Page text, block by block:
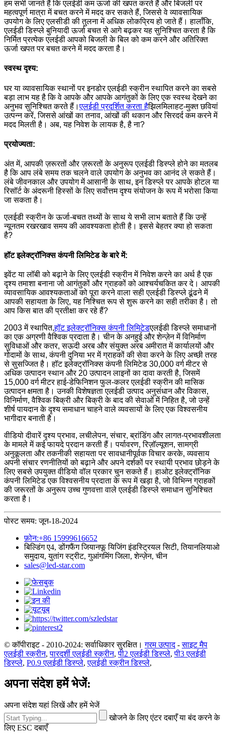
हम सभी जानते हैं कि एलईडी कम ऊर्जा की खपत करते हैं और बिजली पर
महत्वपूर्ण मात्रा में बचत करने में मदद कर सकते हैं, जिससे वे व्यावसायिक
उपयोग के लिए एलसीडी की तुलना में अधिक लोकप्रिय हो जाते हैं। हालाँकि,
एलईडी डिस्प्ले बुनियादी ऊर्जा बचत से आगे बढ़कर यह सुनिश्चित करता है कि
निर्मित प्रत्येक एलईडी आपको बिजली के बिल को कम करने और अतिरिक्त
ऊर्जा खपत पर बचत करने में मदद करता है।
स्वस्थ दृश्य:
घर या व्यावसायिक स्थानों पर इनडोर एलईडी स्क्रीन स्थापित करने का सबसे
बड़ा लाभ यह है कि वे आपके और आपके आगंतुकों के लिए एक स्वस्थ देखने का
अनुभव सुनिश्चित करते हैं।एलईडी प्रदर्शित करता हैझिलमिलाहट-मुक्त छवियां
उत्पन्न करें, जिससे आंखों का तनाव, आंखों की थकान और सिरदर्द कम करने में
मदद मिलती है। अब, यह निवेश के लायक है, है ना?
प्रयोज्यता:
अंत में, आपकी ज़रूरतों और ज़रूरतों के अनुरूप एलईडी डिस्प्ले होने का मतलब
है कि आप लंबे समय तक चलने वाले उपयोग के अनुभव का आनंद ले सकते हैं।
लंबे जीवनकाल और उपयोग में आसानी के साथ, इन डिस्प्ले पर आपके होटल या
रिसॉर्ट के अंदरूनी हिस्सों के लिए सर्वोत्तम दृश्य संयोजन के रूप में भरोसा किया
जा सकता है।
एलईडी स्क्रीन के ऊर्जा-बचत तथ्यों के साथ ये सभी लाभ बताते हैं कि उन्हें
न्यूनतम रखरखाव समय की आवश्यकता होती है। इससे बेहतर क्या हो सकता
है?
हॉट इलेक्ट्रॉनिक्स कंपनी लिमिटेड के बारे में:
इवेंट या लॉबी को बढ़ाने के लिए एलईडी स्क्रीन में निवेश करने का अर्थ है एक
दृश्य तमाशा बनाना जो आगंतुकों और ग्राहकों को आश्चर्यचकित कर दे। आपकी
व्यावसायिक आवश्यकताओं को पूरा करने वाला सही एलईडी डिस्प्ले ढूंढने में
आपकी सहायता के लिए, यह निश्चित रूप से शुरू करने का सही तरीका है। तो
आप किस बात की प्रतीक्षा कर रहे हैं?
2003 में स्थापित,हॉट इलेक्ट्रॉनिक्स कंपनी लिमिटेडएलईडी डिस्प्ले समाधानों
का एक अग्रणी वैश्विक प्रदाता है। चीन के अनहुई और शेन्ज़ेन में विनिर्माण
सुविधाओं और कतर, सऊदी अरब और संयुक्त अरब अमीरात में कार्यालयों और
गोदामों के साथ, कंपनी दुनिया भर में ग्राहकों की सेवा करने के लिए अच्छी तरह
से सुसज्जित है। हॉट इलेक्ट्रॉनिक्स कंपनी लिमिटेड 30,000 वर्ग मीटर से
अधिक उत्पादन स्थान और 20 उत्पादन लाइनों का दावा करती है, जिसमें
15,000 वर्ग मीटर हाई-डेफिनिशन फुल-कलर एलईडी स्क्रीन की मासिक
उत्पादन क्षमता है। उनकी विशेषज्ञता एलईडी उत्पाद अनुसंधान और विकास,
विनिर्माण, वैश्विक बिक्री और बिक्री के बाद की सेवाओं में निहित है, जो उन्हें
शीर्ष पायदान के दृश्य समाधान चाहने वाले व्यवसायों के लिए एक विश्वसनीय
भागीदार बनाती है।
वीडियो दीवारें दृश्य प्रभाव, लचीलेपन, संचार, ब्रांडिंग और लागत-प्रभावशीलता
के मामले में कई फायदे प्रदान करती हैं। पर्यावरण, रिज़ॉल्यूशन, सामग्री
अनुकूलता और तकनीकी सहायता पर सावधानीपूर्वक विचार करके, व्यवसाय
अपनी संचार रणनीतियों को बढ़ाने और अपने दर्शकों पर स्थायी प्रभाव छोड़ने के
लिए सबसे उपयुक्त वीडियो वॉल प्रकार चुन सकते हैं। हाओट इलेक्ट्रॉनिक
कंपनी लिमिटेड एक विश्वसनीय प्रदाता के रूप में खड़ा है, जो विभिन्न ग्राहकों
की जरूरतों के अनुरूप उच्च गुणवत्ता वाले एलईडी डिस्प्ले समाधान सुनिश्चित
करता है।
पोस्ट समय: जून-18-2024
फ़ोन:+86 15999616652
बिल्डिंग ए4, डोंगफैंग जियानफू यिजिंग इंडस्ट्रियल सिटी, तियानलियाओ
समुदाय, युतांग स्ट्रीट, गुआंगमिंग जिला, शेन्ज़ेन, चीन
sales@led-star.com
© कॉपीराइट - 2010-2024: सर्वाधिकार सुरक्षित। गरम उत्पाद-साइट मैप
एलईडी स्क्रीन,पारदर्शी एलईडी स्क्रीन,पी2 एलईडी डिस्प्ले,पी3 एलईडी
डिस्प्ले, P0.9 एलईडी डिस्प्ले,एलईडी स्क्रीन डिस्प्ले,
अपना संदेश हमें भेजें:
अपना संदेश यहां लिखें और हमें भेजें
खोजने के लिए एंटर दबाएँ या बंद करने के
लिए ESC दबाएँ